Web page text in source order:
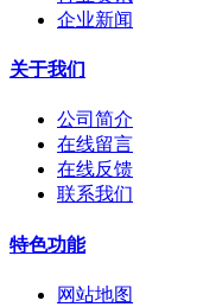
企业新闻
关于我们
公司简介
在线留言
在线反馈
联系我们
特色功能
网站地图